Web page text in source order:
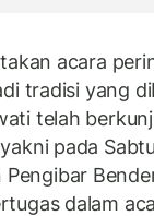
acara
tradisi yang
telah
pada
dalam